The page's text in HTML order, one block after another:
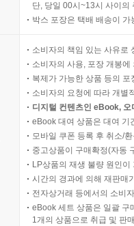
단, 당일 00시~13시 사이의
박스 포장은 택배 배송이
소비자의 책임 있는 사유로
소비자의 사용, 포장 개봉
복제가 가능한 상품 등의
소비자의 요청에 따라 개별
디지털 컨텐츠인 eBook,
eBook 대여 상품은 대여 기
모바일 쿠폰 등록 후 취소/
중고상품이 구매확정(자동
LP상품의 재생 불량 원인
시간의 경과에 의해 재판매
전자상거래 등에서의 소비
eBook 세트 상품은 일괄 구
1개의 상품으로 취급 및 판